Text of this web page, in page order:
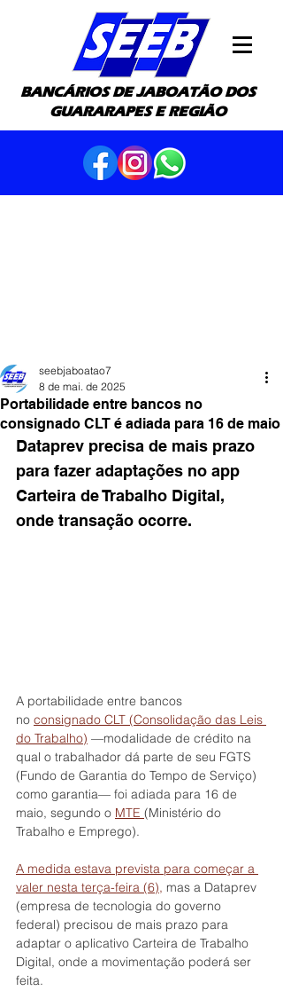
BANCÁRIOS DE JABOATÃO DOS
GUARARAPES E REGIÃO
Portabilidade entre bancos no
consignado CLT é adiada para 16 de maio
seebjaboatao7
8 de mai. de 2025
Dataprev precisa de mais prazo
para fazer adaptações no app
Carteira de Trabalho Digital,
onde transação ocorre.
A portabilidade entre bancos
no consignado CLT (Consolidação das Leis
do Trabalho) —modalidade de crédito na
qual o trabalhador dá parte de seu FGTS
(Fundo de Garantia do Tempo de Serviço)
como garantia— foi adiada para 16 de
maio, segundo o MTE (Ministério do
Trabalho e Emprego).
A medida estava prevista para começar a
valer nesta terça-feira (6), mas a Dataprev
(empresa de tecnologia do governo
federal) precisou de mais prazo para
adaptar o aplicativo Carteira de Trabalho
Digital, onde a movimentação poderá ser
feita.